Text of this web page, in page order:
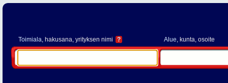
Toimiala, hakusana, yrityksen nimi ? Alue, kunta, osoite